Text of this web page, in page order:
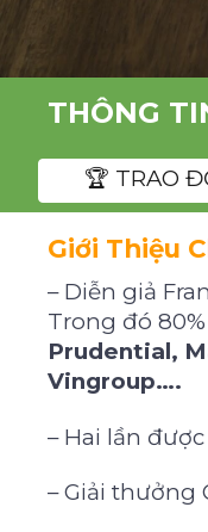
THÔNG
️🏆 TRAO
Giới Thiệu
– Diễn giả
Trong đó
Prudential,
Vingroup….
– Hai lần
– Giải thưởng